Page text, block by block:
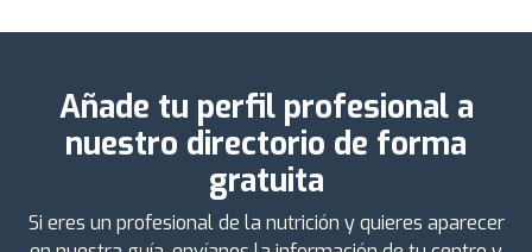
Añade tu perfil profesional a
nuestro directorio de forma
gratuita
Si eres un profesional de la nutrición y quieres aparecer